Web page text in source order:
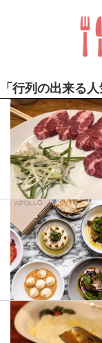
「行列の出来る